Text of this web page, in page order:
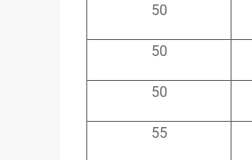
50
50
50
55